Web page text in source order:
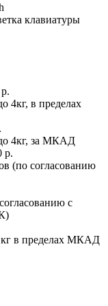
клавиатуры
4кг, в пределах
до 4кг, за МКАД
р.
(по согласованию
с
кг в пределах МКАД